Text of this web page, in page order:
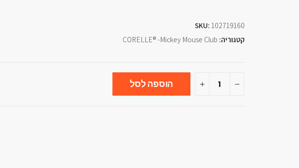
SKU: 102719160
קטגוריה: CORELLE® -Mickey Mouse Club
הוספה לסל